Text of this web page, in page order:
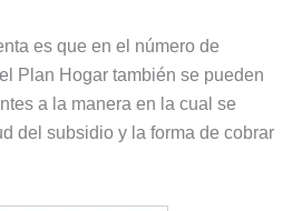
es que en el número de
Plan Hogar también se pueden
a la manera en la cual se
del subsidio y la forma de cobrar